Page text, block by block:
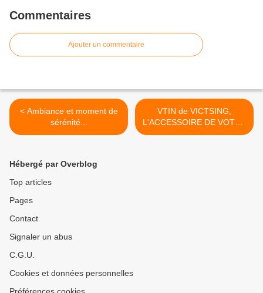
Commentaires
Ajouter un commentaire
< Ambiance et moment de
sérénité...
VTIN de VICTSING,
L'ACCESSOIRE DE VOTRE
SMARTPHONE ET DE
Hébergé par Overblog
Top articles
Pages
Contact
Signaler un abus
C.G.U.
Cookies et données personnelles